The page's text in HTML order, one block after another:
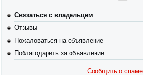
Связаться с владельцем
Отзывы
Пожаловаться на объявление
Поблагодарить за объявление
Сообщить о спаме